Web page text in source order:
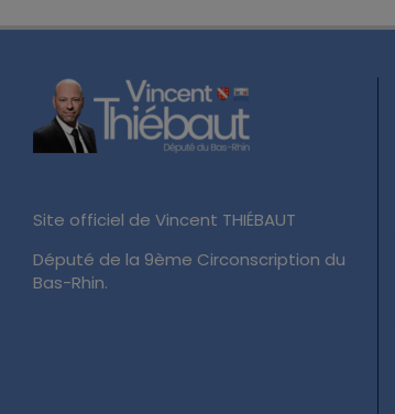
Site officiel de Vincent THIÉBAUT
Député de la 9ème Circonscription du
Bas-Rhin.